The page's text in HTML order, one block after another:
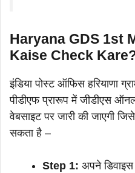
Haryana GDS 1st
Kaise Check
इंडिया पोस्ट ऑफिस हरियाणा
पीडीएफ प्रारूप में जीडीएस
वेबसाइट पर जारी की जाएगी
सकता है –
Step 1: अपने